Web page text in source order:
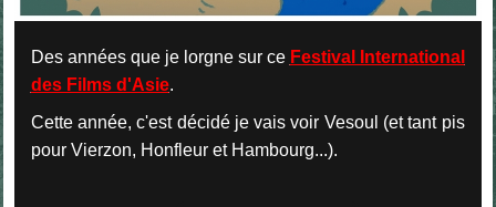
Des années que je lorgne sur ce Festival International
des Films d'Asie.
Cette année, c'est décidé je vais voir Vesoul (et tant pis
pour Vierzon, Honfleur et Hambourg...).